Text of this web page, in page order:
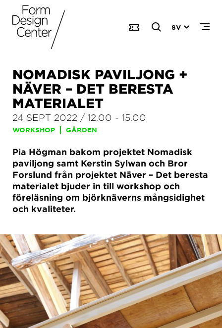
SV
NOMADISK PAVILJONG +
NÄVER – DET BERESTA
MATERIALET
24 SEPT 2022 / 12.00 - 15.00
WORKSHOP GÅRDEN
Pia Högman bakom projektet Nomadisk
paviljong samt Kerstin Sylwan och Bror
Forslund från projektet Näver – Det beresta
materialet bjuder in till workshop och
föreläsning om björknäverns mångsidighet
och kvaliteter.